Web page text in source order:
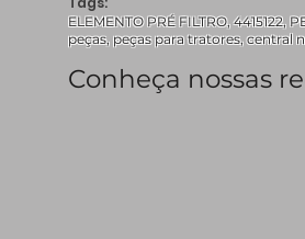
ELEMENTO PRÉ FILTRO,
peças, peças para tratores, central
Conheça nossas